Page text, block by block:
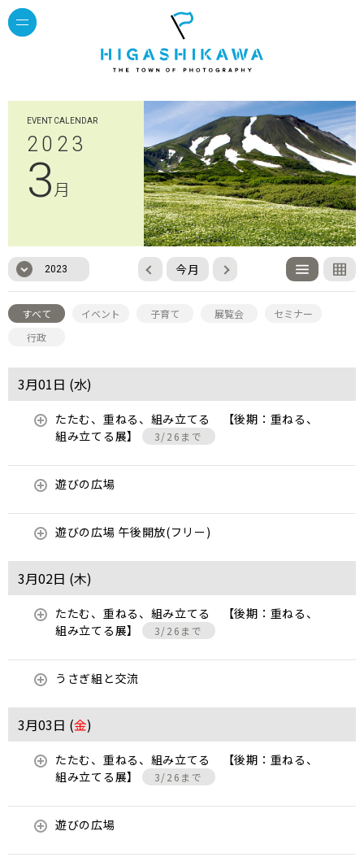
EVENT CALENDAR
2023
3月
2023 今月
すべて イベント 子育て 展覧会
セミナー
行政
3月01日 (水)
たたむ、重ねる、組み立てる 【後期：重ねる、
組み立てる展】
3/26まで
遊びの広場
遊びの広場 午後開放(フリー)
3月02日 (木)
たたむ、重ねる、組み立てる 【後期：重ねる、
組み立てる展】
3/26まで
うさぎ組と交流
3月03日 (金)
たたむ、重ねる、組み立てる 【後期：重ねる、
組み立てる展】
3/26まで
遊びの広場